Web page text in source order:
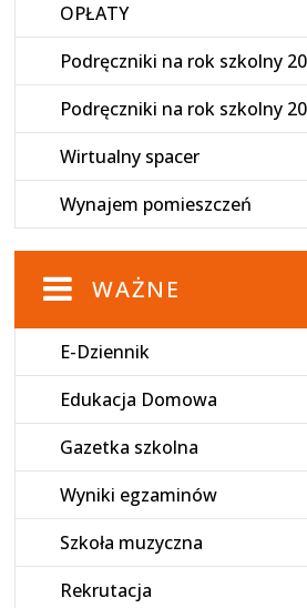
OPŁATY
Podręczniki na rok szkolny
Podręczniki na rok szkolny
Wirtualny spacer
Wynajem pomieszczeń
WAŻNE
E-Dziennik
Edukacja Domowa
Gazetka szkolna
Wyniki egzaminów
Szkoła muzyczna
Rekrutacja